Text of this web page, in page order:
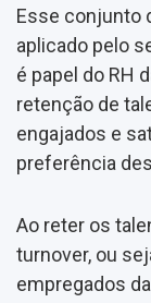
Esse conjunto
aplicado pelo
é papel do RH
retenção de
engajados e
preferência
Ao reter os
turnover, ou
empregados